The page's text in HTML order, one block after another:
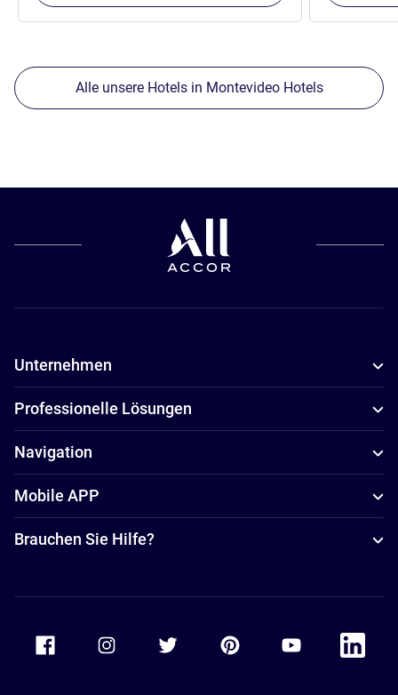
Alle unsere Hotels in Montevideo Hotels
Unternehmen
Professionelle Lösungen
Navigation
Mobile APP
Brauchen Sie Hilfe?
Accor Facebook Accor TwitterAccor PinterestAccor Youtube
Accor